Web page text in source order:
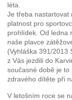
léta.
Je třeba nastartovat
platnost pro
prohlídek. Od ledna
naše plavce
(Vyhláška 391/2013
z Vás jezdili do
současné době je
zdravého dítěte při
V letošním roce se